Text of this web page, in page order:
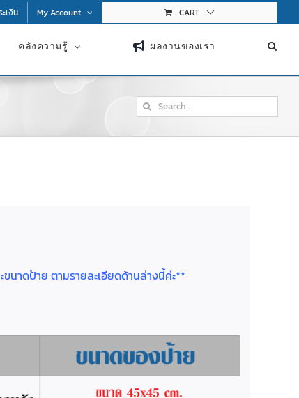
เงิน My Account CART
คลังความรู้ ผลงานของเรา
Search
for:
าดป้าย ตามรายละเอียดด้านล่างนี้ค่ะ**